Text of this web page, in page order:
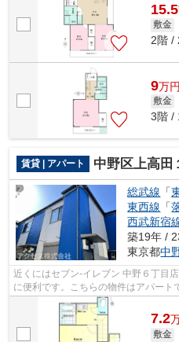
15.5
敷金
2階 /
9万円
敷金
3階 /
賃貸 | アパート 中野区上高田
総武線 「
東西線 「
西武新宿
築19年 /
東京都中
近くにはセブン‐イレブン 中野６丁目
に便利です。こちらの物件はアパー
ートです。この物件は窓からの陽当り
7.2
敷金